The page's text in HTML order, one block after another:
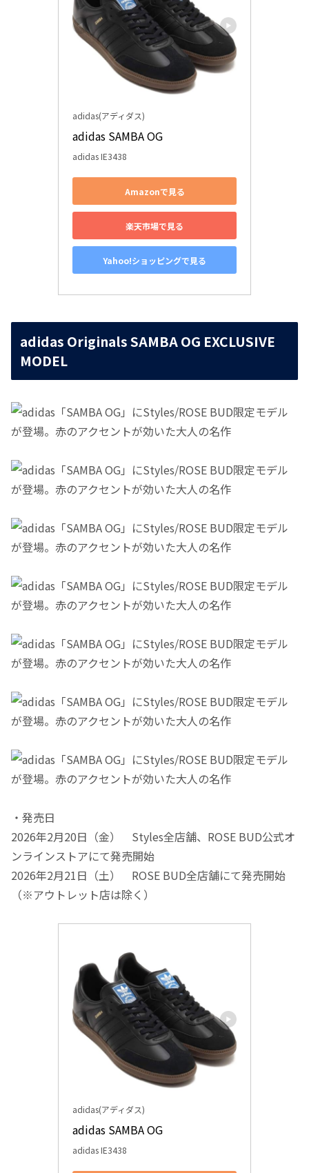
adidas(アディダス)
adidas SAMBA OG
adidas IE3438
Amazonで見る
楽天市場で見る
Yahoo!ショッピングで見る
adidas Originals SAMBA OG EXCLUSIVE
MODEL
・発売日
2026年2月20日（金） Styles全店舗、ROSE BUD公式オ
ンラインストアにて発売開始
2026年2月21日（土） ROSE BUD全店舗にて発売開始
（※アウトレット店は除く）
adidas(アディダス)
adidas SAMBA OG
adidas IE3438